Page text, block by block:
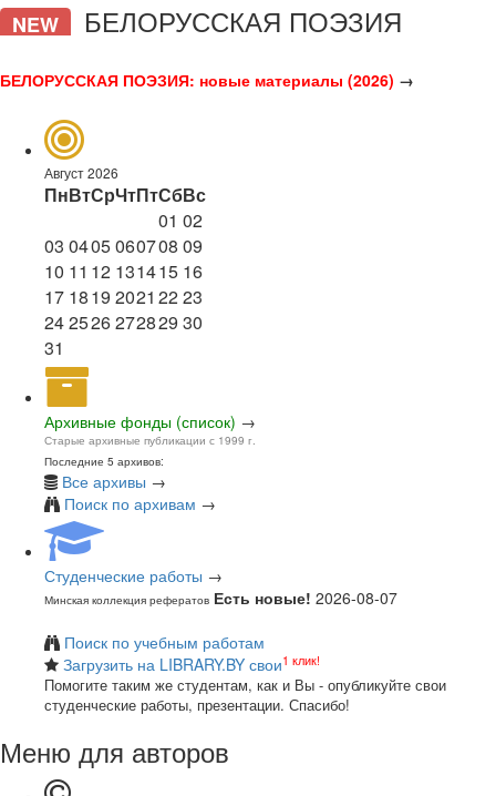
NEW БЕЛОРУССКАЯ ПОЭЗИЯ
БЕЛОРУССКАЯ ПОЭЗИЯ: новые материалы (2026) →
Август 2026
ПнВтСрЧтПтСбВс
01 02
03 0405060708 09
10 11 12 131415 16
17 1819 2021 2223
242526272829 30
31
Архивные фонды (список) →
Старые архивные публикации с 1999 г.
Последние 5 архивов:
Все архивы →
Поиск по архивам →
Студенческие работы →
Минская коллекция рефератов Есть новые! 2026-08-07
Поиск по учебным работам
Загрузить на LIBRARY.BY свои1 клик!
Помогите таким же студентам, как и Вы - опубликуйте свои
студенческие работы, презентации. Спасибо!
Меню для авторов